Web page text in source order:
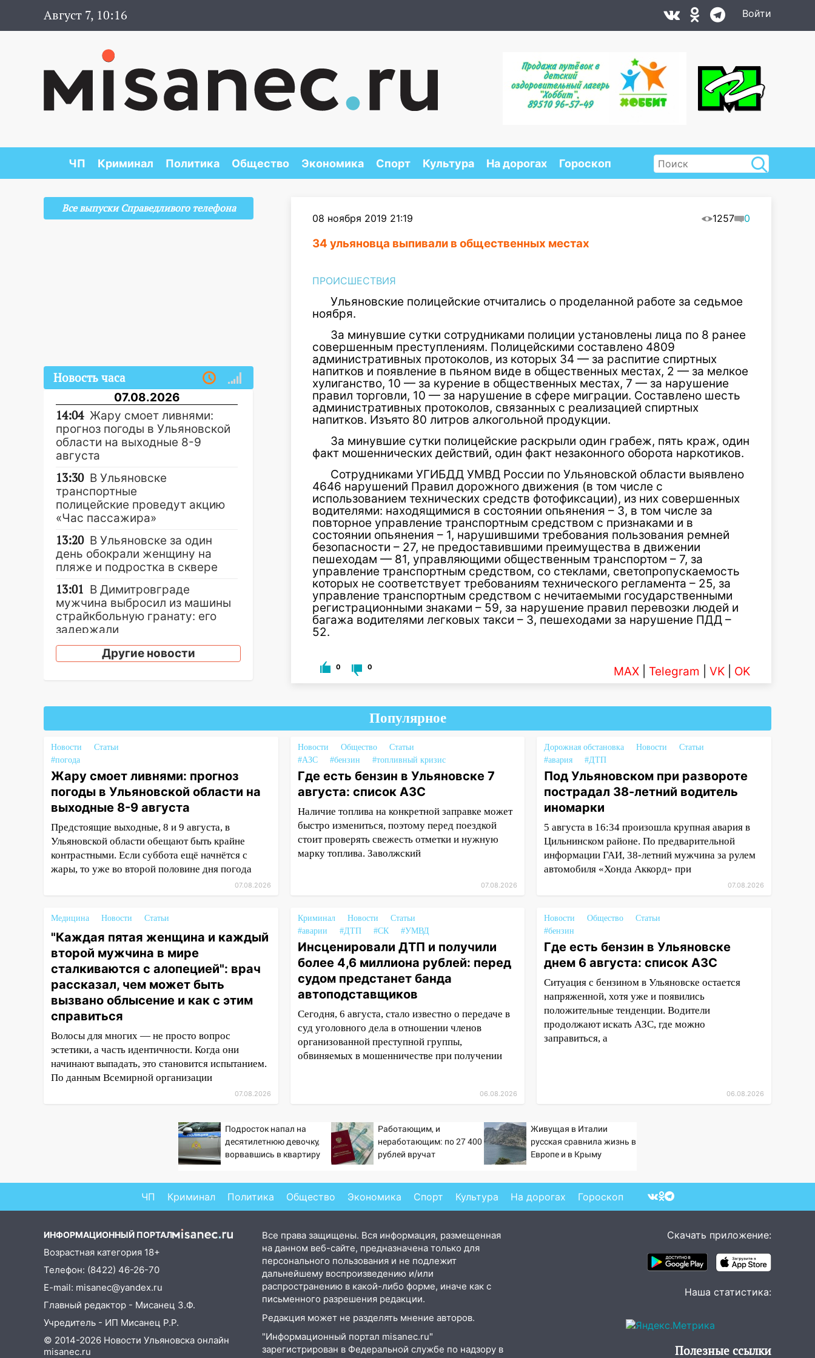
Август 7, 10:16 Войти
ЧП Криминал Политика Общество Экономика Спорт Культура На дорогах Гороскоп
08 ноября 2019 21:19 1257 0
34 ульяновца выпивали в общественных местах
ПРОИСШЕСТВИЯ
Ульяновские полицейские отчитались о проделанной работе за седьмое
ноября.
За минувшие сутки сотрудниками полиции установлены лица по 8 ранее
совершенным преступлениям. Полицейскими составлено 4809
административных протоколов, из которых 34 — за распитие спиртных
напитков и появление в пьяном виде в общественных местах, 2 — за мелкое
хулиганство, 10 — за курение в общественных местах, 7 — за нарушение
правил торговли, 10 — за нарушение в сфере миграции. Составлено шесть
административных протоколов, связанных с реализацией спиртных
напитков. Изъято 80 литров алкогольной продукции.
За минувшие сутки полицейские раскрыли один грабеж, пять краж, один
факт мошеннических действий, один факт незаконного оборота наркотиков.
Сотрудниками УГИБДД УМВД России по Ульяновской области выявлено
4646 нарушений Правил дорожного движения (в том числе с
использованием технических средств фотофиксации), из них совершенных
водителями: находящимися в состоянии опьянения – 3, в том числе за
повторное управление транспортным средством с признаками и в
состоянии опьянения – 1, нарушившими требования пользования ремней
безопасности – 27, не предоставившими преимущества в движении
пешеходам — 81, управляющими общественным транспортом – 7, за
управление транспортным средством, со стеклами, светопропускаемость
которых не соответствует требованиям технического регламента – 25, за
управление транспортным средством с нечитаемыми государственными
регистрационными знаками – 59, за нарушение правил перевозки людей и
багажа водителями легковых такси – 3, пешеходами за нарушение ПДД –
52.
0 0 MAX Telegram VK OK
Все выпуски Справедливого телефона
Новость часа
07.08.2026
14:04 Жару смоет ливнями:
прогноз погоды в Ульяновской
области на выходные 8-9
августа
13:30 В Ульяновске
транспортные
полицейские проведут акцию
«Час пассажира»
13:20 В Ульяновске за один
день обокрали женщину на
пляже и подростка в сквере
13:01 В Димитровграде
мужчина выбросил из машины
страйкбольную гранату: его
задержали
12:34
На Ульяновскую область
надвигается сильнейшая
иномарку из Европы и потерял
760 тысяч рублей
12:20
столкнулись «Лада» и
Chevrolet: пострадал 14-летний
подросток
12:00 Где есть бензин в
Ульяновске 7 августа: список
АЗС
11:50
Заснул рядом с ребёнком
11:38
В Ленинском районе
пожар полностью уничтожил
дачный дом и сарай
11:38 В Госдуме предложили
отменить ЕГЭ с 2027 года
11:25 В Ульяновске ИИ будет
выявлять нарушителей на
контейнерных площадках
11:20 Ульяновская
шахматистка Валерия
Клейменова выиграла два
В Ульяновске открыли
памятную доску декабристу
ночью нашли потерявшегося в
заброшенных садах 79-летнего
мужчину
10:26 На нескольких улицах
Ульяновска временно
отключили холодную воду
10:14
В Ульяновске двоих
участников коррупционной
схемы при ЦГКБ отправили в
колонию на 7 и 8 лет
09:52 Ночью беспилотники
Другие новости
Популярное
Новости
Статьи
#погода
Жару смоет ливнями: прогноз
погоды в Ульяновской области на
выходные 8-9 августа
Предстоящие выходные, 8 и 9 августа, в
Ульяновской области обещают быть крайне
контрастными. Если суббота ещё начнётся с
жары, то уже во второй половине дня погода
07.08.2026
Новости Общество
Статьи
#АЗС
#бензин #топливный кризис
Где есть бензин в Ульяновске 7
августа: список АЗС
Наличие топлива на конкретной заправке может
быстро измениться, поэтому перед поездкой
стоит проверять свежесть отметки и нужную
марку топлива. Заволжский
07.08.2026
Дорожная обстановка Новости
Статьи
#авария
#ДТП
Под Ульяновском при развороте
пострадал 38-летний водитель
иномарки
5 августа в 16:34 произошла крупная авария в
Цильнинском районе. По предварительной
информации ГАИ, 38-летний мужчина за рулем
автомобиля «Хонда Аккорд» при
07.08.2026
Медицина Новости Статьи
"Каждая пятая женщина и каждый
второй мужчина в мире
сталкиваются с алопецией": врач
рассказал, чем может быть
вызвано облысение и как с этим
справиться
Волосы для многих — не просто вопрос
эстетики, а часть идентичности. Когда они
начинают выпадать, это становится испытанием.
По данным Всемирной организации
07.08.2026
Криминал Новости
Статьи
#аварии
#ДТП #СК #УМВД
Инсценировали ДТП и получили
более 4,6 миллиона рублей: перед
судом предстанет банда
автоподставщиков
Сегодня, 6 августа, стало известно о передаче в
суд уголовного дела в отношении членов
организованной преступной группы,
обвиняемых в мошенничестве при получении
06.08.2026
Новости Общество
Статьи
#бензин
Где есть бензин в Ульяновске
днем 6 августа: список АЗС
Ситуация с бензином в Ульяновске остается
напряженной, хотя уже и появились
положительные тенденции. Водители
продолжают искать АЗС, где можно
заправиться, а
06.08.2026
Подросток напал на
десятилетнюю девочку,
ворвавшись в квартиру
Работающим, и
неработающим: по 27 400
рублей вручат
Живущая в Италии
русская сравнила жизнь в
Европе и в Крыму
ЧП Криминал Политика Общество Экономика Спорт Культура На дорогах Гороскоп
ИНФОРМАЦИОННЫЙ ПОРТАЛ
Возрастная категория 18+
Телефон: (8422) 46-26-70
E-mail: misanec@yandex.ru
Главный редактор - Мисанец З.Ф.
Учредитель - ИП Мисанец Р.Р.
© 2014-2026 Новости Ульяновска онлайн
misanec.ru
Все права защищены. Вся информация, размещенная
на данном веб-сайте, предназначена только для
персонального пользования и не подлежит
дальнейшему воспроизведению и/или
распространению в какой-либо форме, иначе как с
письменного разрешения редакции.
Редакция может не разделять мнение авторов.
"Информационный портал misanec.ru"
зарегистрирован в Федеральной службе по надзору в
Скачать приложение:
Наша статистика:
Полезные ссылки